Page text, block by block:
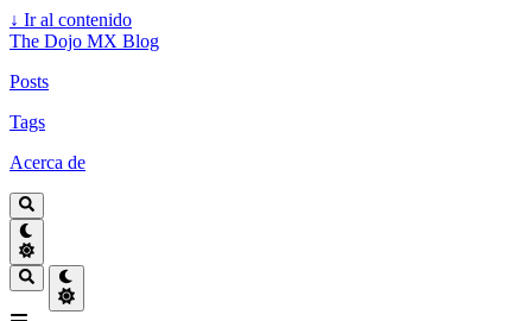
↓ Ir al contenido
The Dojo MX Blog
Posts
Tags
Acerca de